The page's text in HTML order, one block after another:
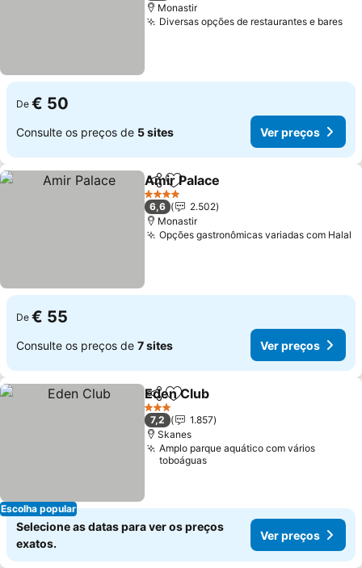
Monastir
Diversas opções de restaurantes e bares
De € 50
Consulte os preços de 5 sites Ver preços
PartilharAdicionar aos favoritos
Amir Palace
4 Estrelas
6,6
2.502
Monastir
Opções gastronômicas variadas com Halal
De € 55
Consulte os preços de 7 sites Ver preços
Escolha popular
PartilharAdicionar aos favoritos
Eden Club
3 Estrelas
7,2
1.857
Skanes
Amplo parque aquático com vários
toboáguas
Selecione as datas para ver os preços
exatos.
Ver preços